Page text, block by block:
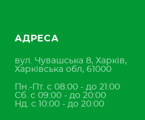
АДРЕСА
вул. Чувашська 8, Харків,
Харківська обл, 61000
Пн.-Пт. с 08:00 - до 21:00
Сб. с 09:00 - до 20:00
Нд. с 10:00 - до 20:00